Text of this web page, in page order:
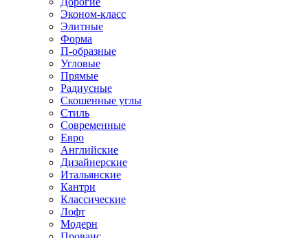
Эконом-класс
Элитные
Форма
П-образные
Угловые
Прямые
Радиусные
Скошенные углы
Стиль
Современные
Евро
Английские
Дизайнерские
Итальянские
Кантри
Классические
Лофт
Модерн